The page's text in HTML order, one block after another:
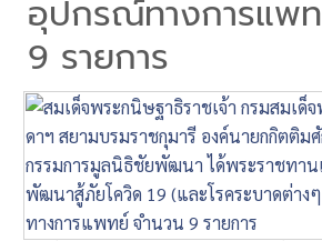
อุปกรณ์ทางการแพ
9 รายการ